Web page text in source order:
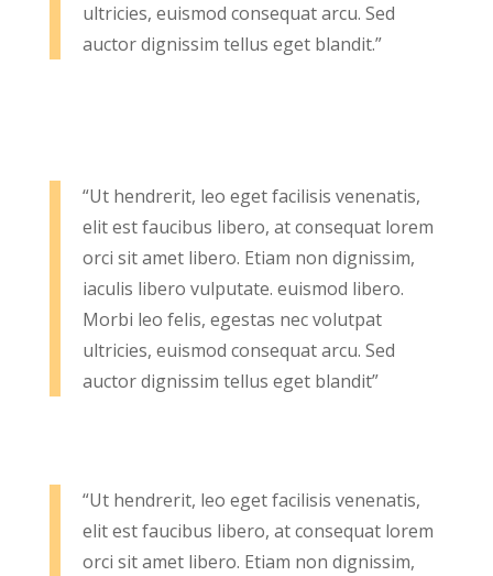
ultricies, euismod consequat arcu. Sed
auctor dignissim tellus eget blandit.”
“Ut hendrerit, leo eget facilisis venenatis,
elit est faucibus libero, at consequat lorem
orci sit amet libero. Etiam non dignissim,
iaculis libero vulputate. euismod libero.
Morbi leo felis, egestas nec volutpat
ultricies, euismod consequat arcu. Sed
auctor dignissim tellus eget blandit”
“Ut hendrerit, leo eget facilisis venenatis,
elit est faucibus libero, at consequat lorem
orci sit amet libero. Etiam non dignissim,